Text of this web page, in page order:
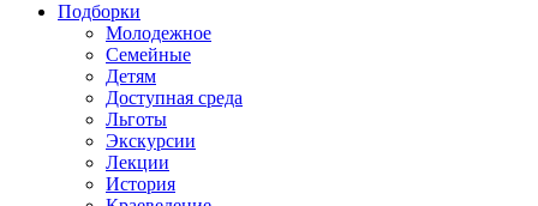
Подборки
Молодежное
Семейные
Детям
Доступная среда
Льготы
Экскурсии
Лекции
История